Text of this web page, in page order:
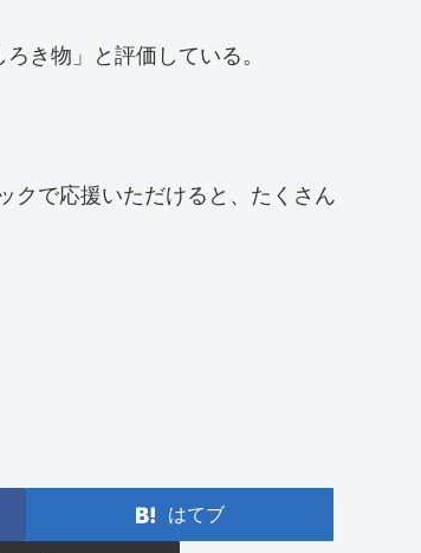
き物」と評価している。
クで応援いただけると、たくさん
はてブ